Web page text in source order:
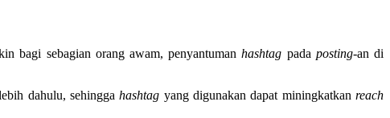
bagi sebagian orang awam, penyantumanhashtag pada posting-an di
dahulu, sehingga hashtag yang digunakan dapat miningkatkanreach